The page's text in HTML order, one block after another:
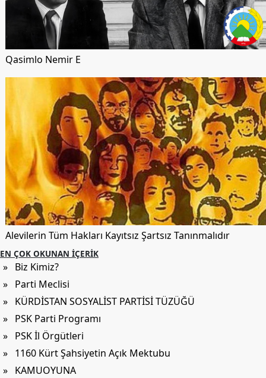
Qasimlo Nemir E
Alevilerin Tüm Hakları Kayıtsız Şartsız Tanınmalıdır
EN ÇOK OKUNAN İÇERIK
» Biz Kimiz?
» Parti Meclisi
» KÜRDİSTAN SOSYALİST PARTİSİ TÜZÜĞÜ
» PSK Parti Programı
» PSK İl Örgütleri
» 1160 Kürt Şahsiyetin Açık Mektubu
» KAMUOYUNA